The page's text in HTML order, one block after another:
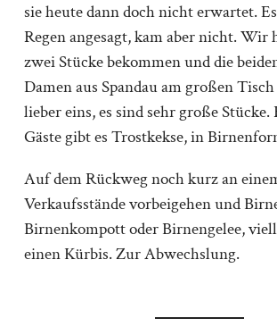
sie heute dann doch nicht erwartet.
Regen angesagt, kam aber nicht. Wir
zwei Stücke bekommen und die
Damen aus Spandau am großen
lieber eins, es sind sehr große
Gäste gibt es Trostkekse, in
Auf dem Rückweg noch kurz an
Verkaufsstände vorbeigehen und
Birnenkompott oder Birnengelee,
einen Kürbis. Zur Abwechslung.